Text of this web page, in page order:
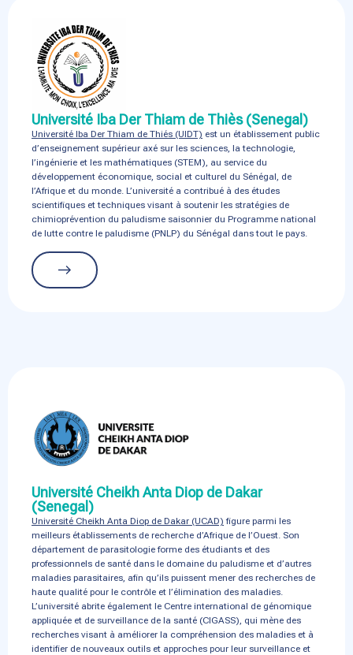
Université Iba Der Thiam de Thiès (Senegal)
Université Iba Der Thiam de Thiés (UIDT) est un établissement public
d’enseignement supérieur axé sur les sciences, la technologie,
l’ingénierie et les mathématiques (STEM), au service du
développement économique, social et culturel du Sénégal, de
l’Afrique et du monde. L’université a contribué à des études
scientifiques et techniques visant à soutenir les stratégies de
chimioprévention du paludisme saisonnier du Programme national
de lutte contre le paludisme (PNLP) du Sénégal dans tout le pays.
Université Cheikh Anta Diop de Dakar
(Senegal)
Université Cheikh Anta Diop de Dakar (UCAD) figure parmi les
meilleurs établissements de recherche d’Afrique de l’Ouest. Son
département de parasitologie forme des étudiants et des
professionnels de santé dans le domaine du paludisme et d’autres
maladies parasitaires, afin qu’ils puissent mener des recherches de
haute qualité pour le contrôle et l’élimination des maladies.
L’université abrite également le Centre international de génomique
appliquée et de surveillance de la santé (CIGASS), qui mène des
recherches visant à améliorer la compréhension des maladies et à
identifier de nouveaux outils et approches pour leur surveillance et